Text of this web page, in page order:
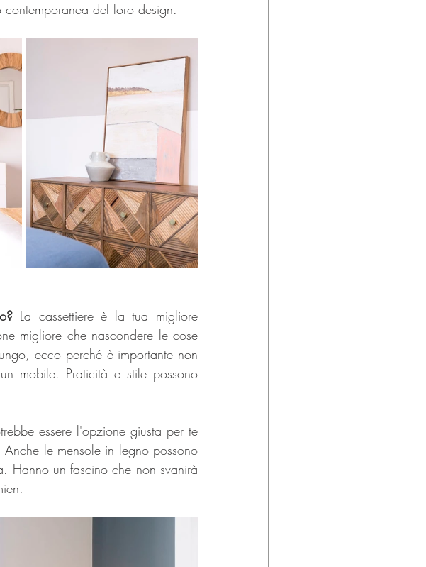
del loro design.
La cassettiere è la tua migliore
migliore che nascondere le cose
ecco perché è importante non
mobile. Praticità e stile possono
essere l'opzione giusta per te
le mensole in legno possono
Hanno un fascino che non svanirà